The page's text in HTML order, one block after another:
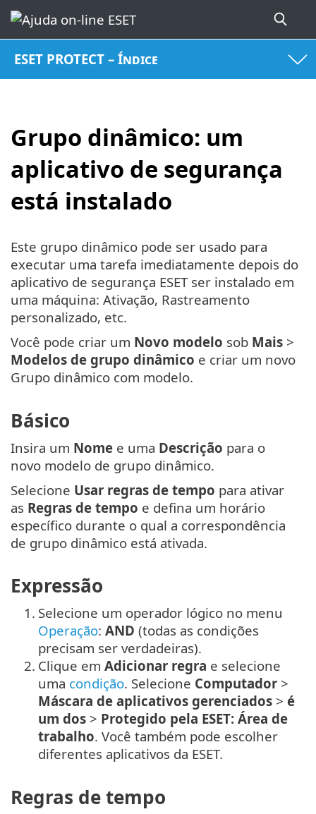
ESET PROTECT – Índice
Grupo dinâmico: um
aplicativo de segurança
está instalado
Este grupo dinâmico pode ser usado para
executar uma tarefa imediatamente depois do
aplicativo de segurança ESET ser instalado em
uma máquina: Ativação, Rastreamento
personalizado, etc.
Você pode criar um Novo modelo sob Mais >
Modelos de grupo dinâmico e criar um novo
Grupo dinâmico com modelo.
Básico
Insira um Nome e uma Descrição para o
novo modelo de grupo dinâmico.
Selecione Usar regras de tempo para ativar
as Regras de tempo e defina um horário
específico durante o qual a correspondência
de grupo dinâmico está ativada.
Expressão
1. Selecione um operador lógico no menu
Operação: AND (todas as condições
precisam ser verdadeiras).
2. Clique em Adicionar regra e selecione
uma condição. Selecione Computador >
Máscara de aplicativos gerenciados > é
um dos > Protegido pela ESET: Área de
trabalho. Você também pode escolher
diferentes aplicativos da ESET.
Regras de tempo